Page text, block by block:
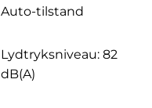
Auto-tilstand
Lydtryksniveau: 82
dB(A)